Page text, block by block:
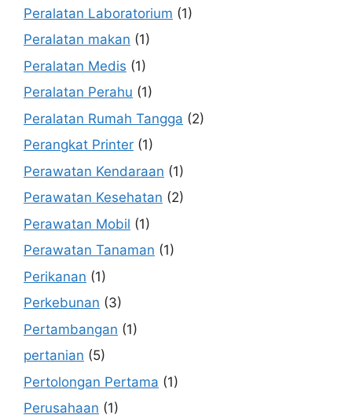
Peralatan Laboratorium (1)
Peralatan makan (1)
Peralatan Medis (1)
Peralatan Perahu (1)
Peralatan Rumah Tangga (2)
Perangkat Printer (1)
Perawatan Kendaraan (1)
Perawatan Kesehatan (2)
Perawatan Mobil (1)
Perawatan Tanaman (1)
Perikanan (1)
Perkebunan (3)
Pertambangan (1)
pertanian (5)
Pertolongan Pertama (1)
Perusahaan (1)